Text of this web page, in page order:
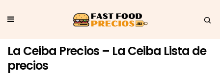
La Ceiba Precios – La Ceiba Lista de
precios